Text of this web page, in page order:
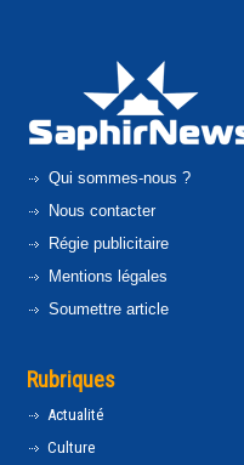
Qui sommes-nous ?
Nous contacter
Régie publicitaire
Mentions légales
Soumettre article
Rubriques
Actualité
Culture